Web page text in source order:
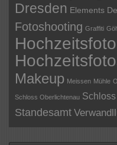
Dresden Elements
Fotoshooting Graffiti
Hochzeitsfoto
Makeup Meissen Mühle
Schloss Oberlichtenau
Standesamt